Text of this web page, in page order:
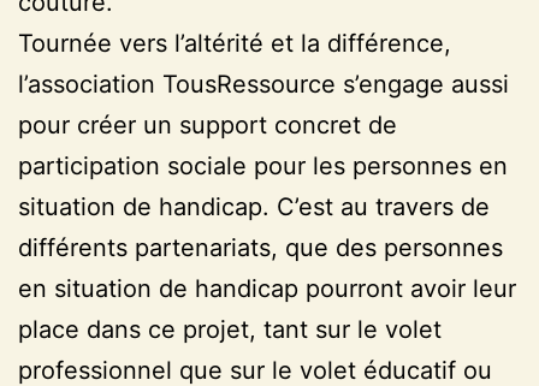
Tournée vers l’altérité et la différence,
l’association TousRessource s’engage aussi
pour créer un support concret de
participation sociale pour les personnes en
situation de handicap. C’est au travers de
différents partenariats, que des personnes
en situation de handicap pourront avoir leur
place dans ce projet, tant sur le volet
professionnel que sur le volet éducatif ou